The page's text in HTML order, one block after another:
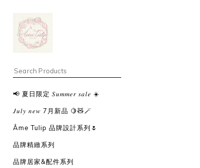
📢 夏日限定 𝑆𝑢𝑚𝑚𝑒𝑟 𝑠𝑎𝑙𝑒 ☀️
𝐽𝑢𝑙𝑦 𝑛𝑒𝑤 7月新品 🍋🧸🪄
Âme Tulip 品牌設計系列🌷
品牌精緻系列
品牌居家&配件系列